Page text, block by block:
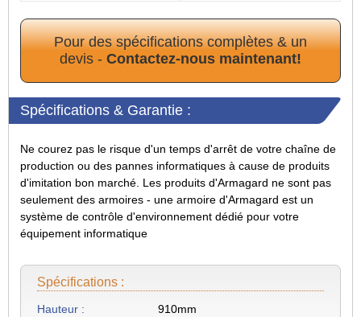
Pour des spécifications complètes & un
devis - Contactez-nous maintenant!
Spécifications & Garantie :
Ne courez pas le risque d'un temps d'arrêt de votre chaîne de
production ou des pannes informatiques à cause de produits
d'imitation bon marché. Les produits d'Armagard ne sont pas
seulement des armoires - une armoire d'Armagard est un
système de contrôle d'environnement dédié pour votre
équipement informatique
Spécifications :
Hauteur :
910mm